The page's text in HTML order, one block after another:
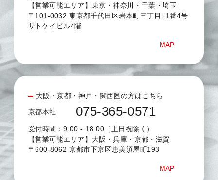
【営業可能エリア】東京・神奈川・千葉・埼玉
〒101-0032 東京都千代田区岩本町三丁目11番4号
サトケイビル4階
MAP
大阪・京都・神戸・関西圏の方はこちら
京都本社 075-365-0571
受付時間：9:00 - 18:00（土日祝除く）
【営業可能エリア】大阪・兵庫・京都・滋賀
〒600-8062 京都市下京区恵美須屋町193
MAP